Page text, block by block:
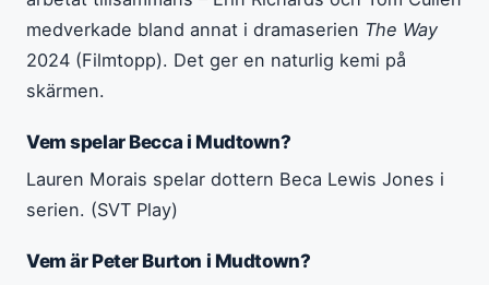
medverkade bland annat i dramaserien The Way
2024 (Filmtopp). Det ger en naturlig kemi på
skärmen.
Vem spelar Becca i Mudtown?
Lauren Morais spelar dottern Beca Lewis Jones i
serien. (SVT Play)
Vem är Peter Burton i Mudtown?